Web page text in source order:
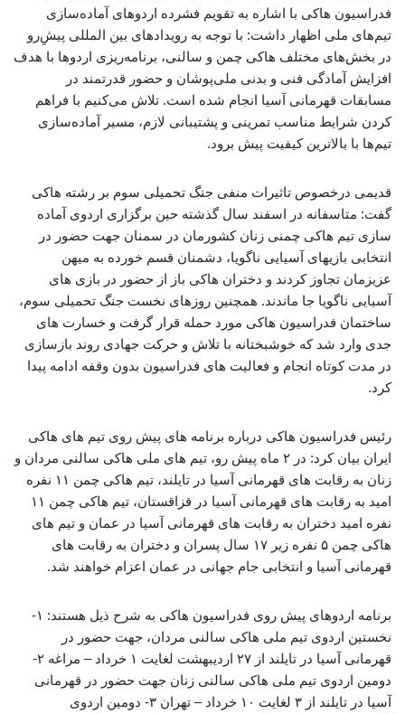
فدراسیون هاکی با اشاره به تقویم فشرده اردوهای آماده‌سازی
تیم‌های ملی اظهار داشت: با توجه به رویدادهای بین المللی پیشِ‌رو
در بخش‌های مختلف هاکی چمن و سالنی، برنامه‌ریزی اردوها با هدف
افزایش آمادگی فنی و بدنی ملی‌پوشان و حضور قدرتمند در
مسابقات قهرمانی آسیا انجام شده است. تلاش می‌کنیم با فراهم
کردن شرایط مناسب تمرینی و پشتیبانی لازم، مسیر آماده‌سازی
تیم‌ها با بالاترین کیفیت پیش برود.
قدیمی درخصوص تاثیرات منفی جنگ تحمیلی سوم بر رشته هاکی
گفت: متاسفانه در اسفند سال گذشته حین برگزاری اردوی آماده
سازی تیم هاکی چمنی زنان کشورمان در سمنان جهت حضور در
انتخابی بازیهای آسیایی ناگویا، دشمنان قسم خورده به میهن
عزیزمان تجاوز کردند و دختران هاکی باز از حضور در بازی های
آسیایی ناگویا جا ماندند. همچنین روزهای نخست جنگ تحمیلی سوم،
ساختمان فدراسیون هاکی مورد حمله قرار گرفت و خسارت های
جدی وارد شد که خوشبختانه با تلاش و حرکت جهادی روند بازسازی
در مدت کوتاه انجام و فعالیت های فدراسیون بدون وقفه ادامه پیدا
کرد.
رئیس فدراسیون هاکی درباره برنامه های پیش روی تیم های هاکی
ایران بیان کرد: در ۲ ماه پیش رو، تیم های ملی هاکی سالنی مردان و
زنان به رقابت های قهرمانی آسیا در تایلند، تیم هاکی چمن ۱۱ نفره
امید به رقابت های قهرمانی آسیا در قزاقستان، تیم هاکی چمن ۱۱
نفره امید دختران به رقابت های قهرمانی آسیا در عمان و تیم های
هاکی چمن ۵ نفره زیر ۱۷ سال پسران و دختران به رقابت های
قهرمانی آسیا و انتخابی جام جهانی در عمان اعزام خواهند شد.
برنامه اردوهای پیش روی فدراسیون هاکی به شرح ذیل هستند: ۱-
نخستین اردوی تیم ملی هاکی سالنی مردان، جهت حضور در
قهرمانی آسیا در تایلند از ۲۷ اردیبهشت لغایت ۱ خرداد – مراغه ۲-
دومین اردوی تیم ملی هاکی سالنی زنان جهت حضور در قهرمانی
آسیا در تایلند از ۳ لغایت ۱۰ خرداد – تهران ۳- دومین اردوی